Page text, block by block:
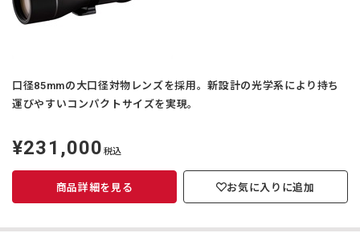
口径85mmの大口径対物レンズを採用。新設計の光学系により持ち
運びやすいコンパクトサイズを実現。
定
価
¥231,000 税込
商品詳細を見る お気に入りに追加